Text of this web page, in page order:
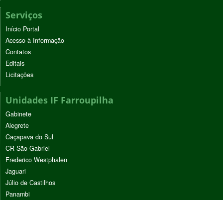
Serviços
Início Portal
Acesso à Informação
Contatos
Editais
Licitações
Unidades IF Farroupilha
Gabinete
Alegrete
Caçapava do Sul
CR São Gabriel
Frederico Westphalen
Jaguari
Júlio de Castilhos
Panambi